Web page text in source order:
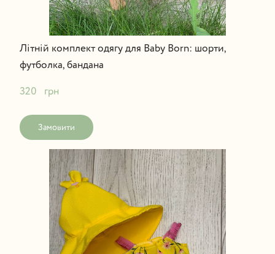
Літній комплект одягу для Baby Born: шорти,
футболка, бандана
320   грн
Замовити